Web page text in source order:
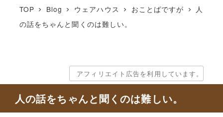
TOP Blog ウェアハウス おことばですが
人
の話をちゃんと聞くのは難しい。
アフィリエイト広告を利用しています。
人の話をちゃんと聞くのは難しい。